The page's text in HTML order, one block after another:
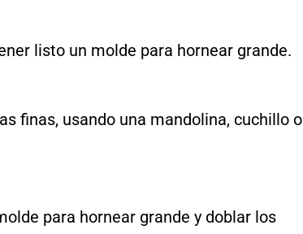
listo un molde para hornear grande.
finas, usando una mandolina, cuchillo o
para hornear grande y doblar los